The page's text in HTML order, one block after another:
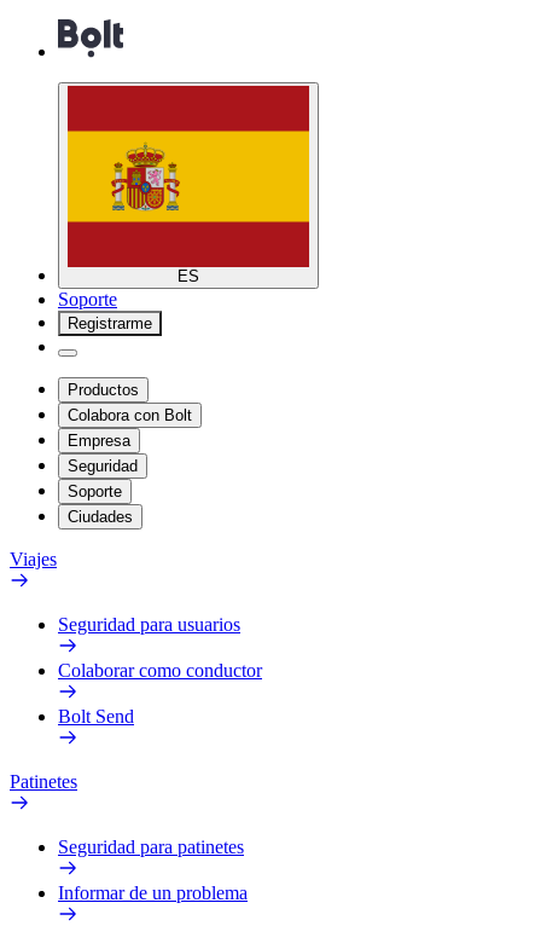
ES
Soporte
Registrarme
Productos
Colabora con Bolt
Empresa
Seguridad
Soporte
Ciudades
Viajes
Seguridad para usuarios
Colaborar como conductor
Bolt Send
Patinetes
Seguridad para patinetes
Informar de un problema